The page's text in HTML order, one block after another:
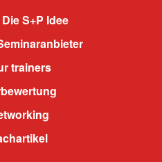
S+P Idee
trainers